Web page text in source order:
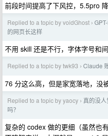
前段时间提高了下风控，5.5pro
Replied to a topic by voidGhost ›
的网页长这样
不用 skill 还是不行，字体字号和
Replied to a topic by twk93 › Claude
76 分这么高，但是家宽落地，没
Replied to a topic by yaocy › 真的没
吗？
复杂的 codex 做的更细（虽然也